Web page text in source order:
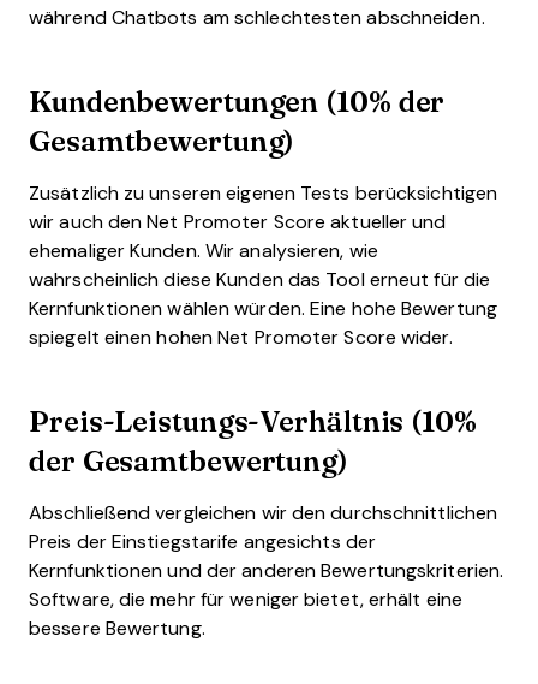
während Chatbots am schlechtesten abschneiden.
Kundenbewertungen (10% der
Gesamtbewertung)
Zusätzlich zu unseren eigenen Tests berücksichtigen
wir auch den Net Promoter Score aktueller und
ehemaliger Kunden. Wir analysieren, wie
wahrscheinlich diese Kunden das Tool erneut für die
Kernfunktionen wählen würden. Eine hohe Bewertung
spiegelt einen hohen Net Promoter Score wider.
Preis-Leistungs-Verhältnis (10%
der Gesamtbewertung)
Abschließend vergleichen wir den durchschnittlichen
Preis der Einstiegstarife angesichts der
Kernfunktionen und der anderen Bewertungskriterien.
Software, die mehr für weniger bietet, erhält eine
bessere Bewertung.